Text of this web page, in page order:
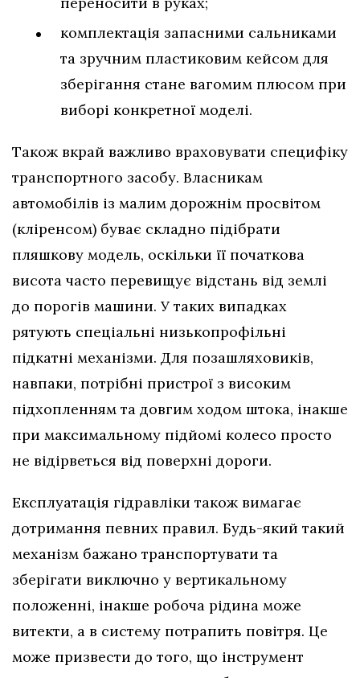
комплектація запасними сальниками
та зручним пластиковим кейсом для
зберігання стане вагомим плюсом при
виборі конкретної моделі.
Також вкрай важливо враховувати специфіку
транспортного засобу. Власникам
автомобілів із малим дорожнім просвітом
(кліренсом) буває складно підібрати
пляшкову модель, оскільки її початкова
висота часто перевищує відстань від землі
до порогів машини. У таких випадках
рятують спеціальні низькопрофільні
підкатні механізми. Для позашляховиків,
навпаки, потрібні пристрої з високим
підхопленням та довгим ходом штока, інакше
при максимальному підйомі колесо просто
не відірветься від поверхні дороги.
Експлуатація гідравліки також вимагає
дотримання певних правил. Будь-який такий
механізм бажано транспортувати та
зберігати виключно у вертикальному
положенні, інакше робоча рідина може
витекти, а в систему потрапить повітря. Це
може призвести до того, що інструмент